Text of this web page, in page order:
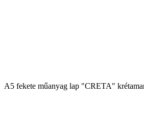
A5 fekete műanyag lap "CRETA"